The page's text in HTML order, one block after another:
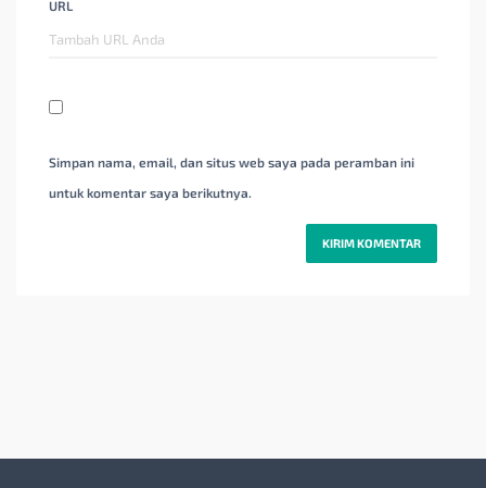
URL
Simpan nama, email, dan situs web saya pada peramban ini
untuk komentar saya berikutnya.